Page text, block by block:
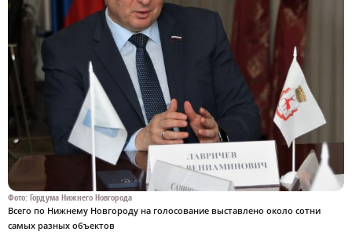
Фото: Гордума Нижнего Новгорода
Всего по Нижнему Новгороду на голосование выставлено около сотни
самых разных объектов